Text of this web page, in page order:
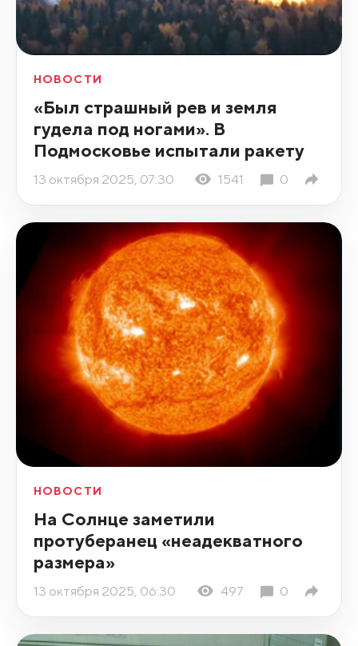
НОВОСТИ
«Был страшный рев и земля
гудела под ногами». В
Подмосковье испытали ракету
13 октября 2025, 07:30 1541 0
НОВОСТИ
На Солнце заметили
протуберанец «неадекватного
размера»
13 октября 2025, 06:30 497 0